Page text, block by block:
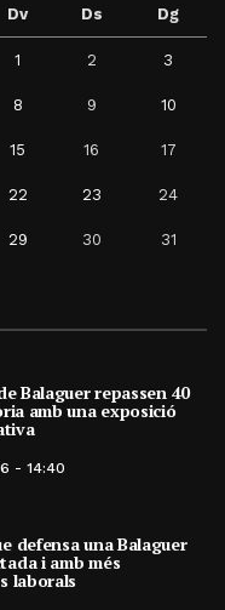
Dv Ds Dg
1 2 3
8 9 10
15 16 17
22 23 24
29 30 31
Balaguer repassen 40
amb una exposició
- 14:40
defensa una Balaguer
i amb més
laborals